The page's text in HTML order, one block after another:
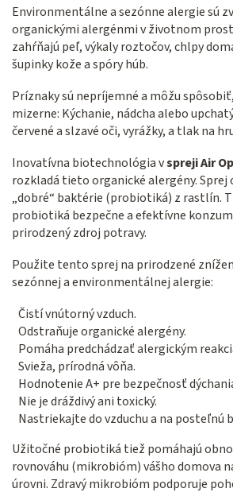
Environmentálne a sezónne alergie sú
organickými alergénmi v životnom
zahŕňajú peľ, výkaly roztočov, chlpy
šupinky kože a spóry húb.
Príznaky sú nepríjemné a môžu
mizerne: Kýchanie, nádcha alebo
červené a slzavé oči, vyrážky, a tlak na
Inovatívna biotechnológia vspreji Air
rozkladá tieto organické alergény.Sprej
„dobré“ baktérie (probiotiká) z rastlín.
probiotiká bezpečne a efektívne
prirodzený zdroj potravy.
Použite tento sprej na prirodzené
sezónnej a environmentálnej alergie:
Čistí vnútorný vzduch.
Odstraňuje organické alergény.
Pomáha predchádzať alergickým
Svieža, prírodná vôňa.
Hodnotenie A+ pre bezpečnosť
Nie je dráždivý ani toxický.
Nastriekajte do vzduchu a na posteľnú
Užitočné probiotiká tiež pomáhajú
rovnováhu (mikrobióm) vášho domova
úrovni. Zdravý mikrobióm podporuje